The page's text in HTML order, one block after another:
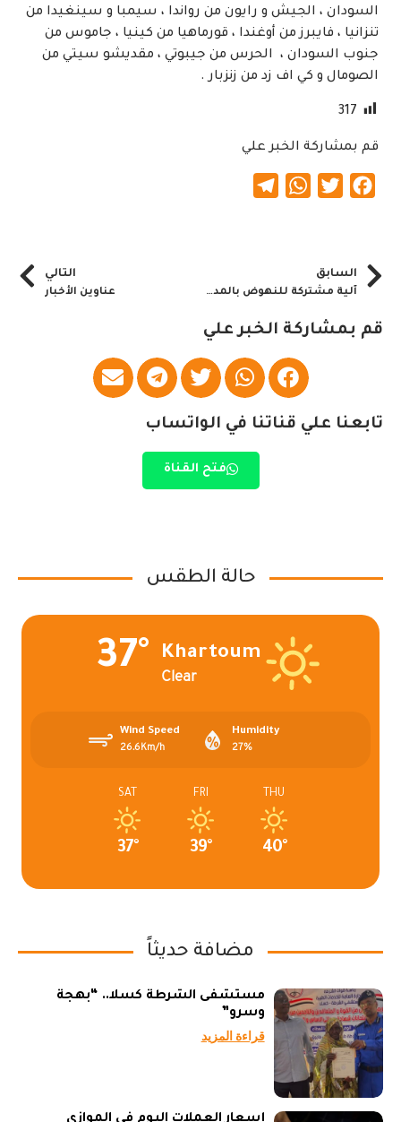
السودان ، الجيش و رايون من رواندا ، سيمبا و سينغيدا من
تنزانيا ، فايبرز من أوغندا ، قورماهيا من كينيا ، جاموس من
جنوب السودان ، الحرس من جيبوتي ، مقديشو سيتي من
الصومال و كي اف زد من زنزبار .
317
قم بمشاركة الخبر علي
Facebook
Twitter
WhatsApp
السابق
آلية مشتركة للنهوض بالمدن الصناعية في الخرطوم
التالي
عناوين الأخبار
قم بمشاركة الخبر علي
تابعنا علي قناتنا في الواتساب
فتح القناة
حالة الطقس
Khartoum
Clear
37°
Humidity
27%
Wind Speed
26.6Km/h
THU
40°
FRI
39°
SAT
37°
مضافة حديثاً
مستشفى الشرطة كسلا.. “بهجة
وسرو”
قراءة المزيد